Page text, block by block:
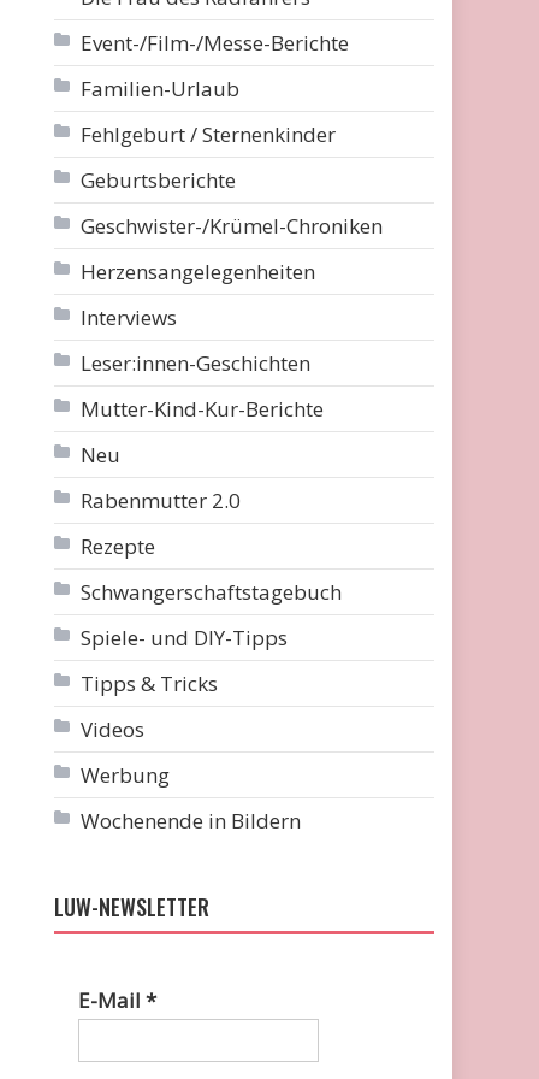
Event-/Film-/Messe-Berichte
Familien-Urlaub
Fehlgeburt / Sternenkinder
Geburtsberichte
Geschwister-/Krümel-Chroniken
Herzensangelegenheiten
Interviews
Leser:innen-Geschichten
Mutter-Kind-Kur-Berichte
Neu
Rabenmutter 2.0
Rezepte
Schwangerschaftstagebuch
Spiele- und DIY-Tipps
Tipps & Tricks
Videos
Werbung
Wochenende in Bildern
LUW-NEWSLETTER
E-Mail*